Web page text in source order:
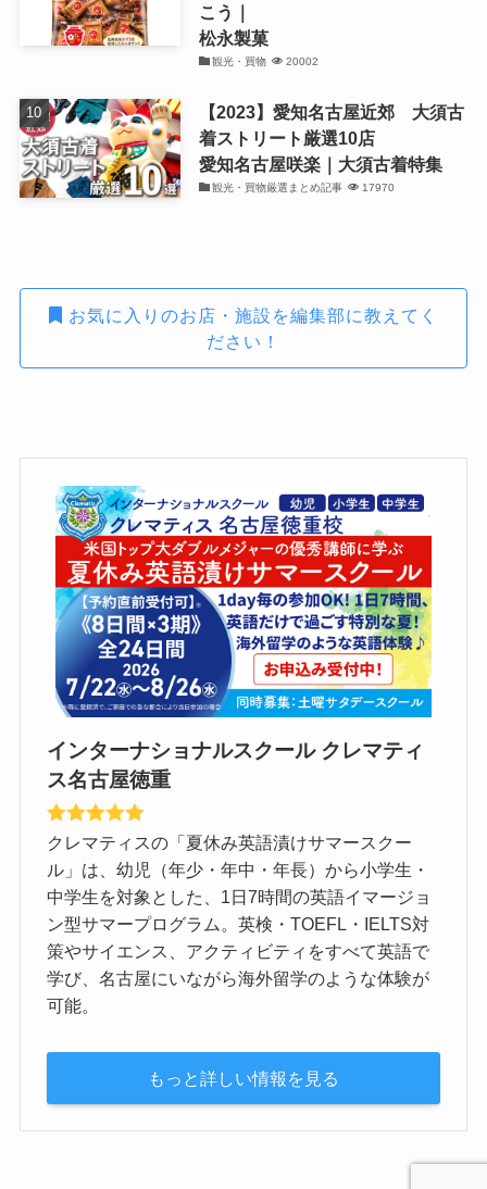
こう｜
松永製菓
観光・買物 20002
【2023】愛知名古屋近郊 大須古
着ストリート厳選10店
愛知名古屋咲楽｜大須古着特集
観光・買物厳選まとめ記事 17970
お気に入りのお店・施設を編集部に教えてく
ださい！
インターナショナルスクール クレマティ
ス名古屋徳重
クレマティスの「夏休み英語漬けサマースクー
ル」は、幼児（年少・年中・年長）から小学生・
中学生を対象とした、1日7時間の英語イマージョ
ン型サマープログラム。英検・TOEFL・IELTS対
策やサイエンス、アクティビティをすべて英語で
学び、名古屋にいながら海外留学のような体験が
可能。
もっと詳しい情報を見る